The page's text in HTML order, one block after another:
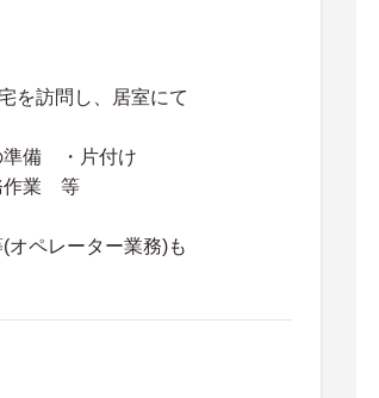
を訪問し、居室にて
備 ・片付け
作業 等
ペレーター業務)も